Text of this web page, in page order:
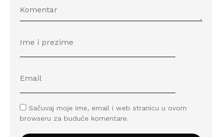
Sačuvaj moje ime, email i web stranicu u ovom
browseru za buduće komentare.